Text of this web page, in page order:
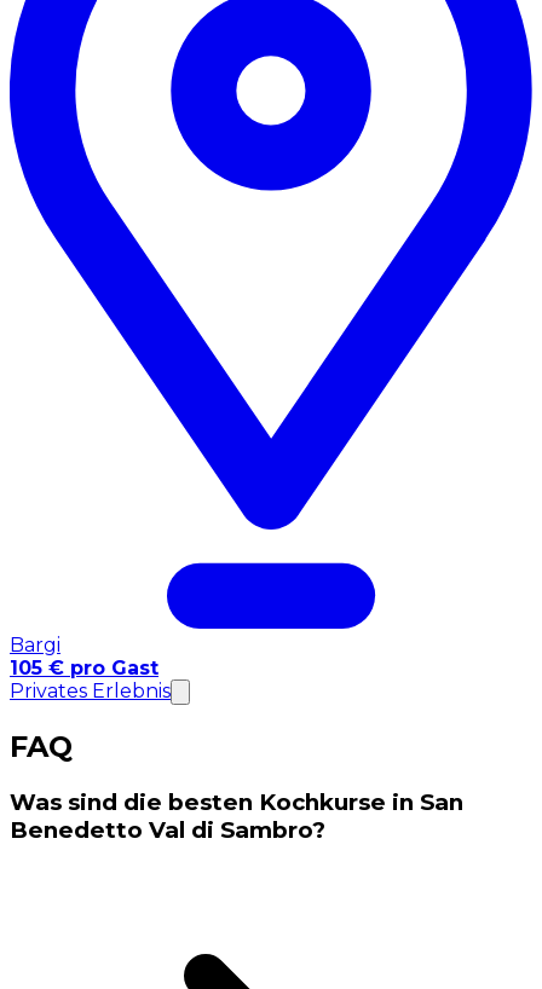
Bargi
105 € pro Gast
Privates Erlebnis
FAQ
Was sind die besten Kochkurse in San
Benedetto Val di Sambro?